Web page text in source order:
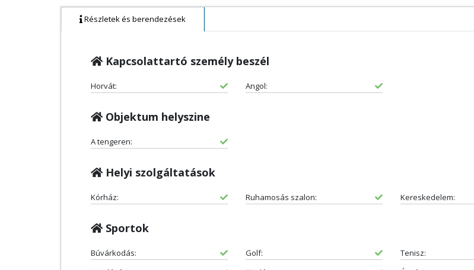
Részletek és berendezések
Kapcsolattartó személy beszél
Horvát: Angol:
Objektum helyszine
A tengeren:
Helyi szolgáltatások
Kórház: Ruhamosás szalon: Kereskedelem:
Sportok
Búvárkodás: Golf:
Tenisz: